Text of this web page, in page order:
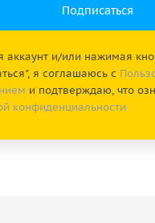
аккаунт и/или нажимая
я соглашаюсь с
и подтверждаю, что
конфиденциальности